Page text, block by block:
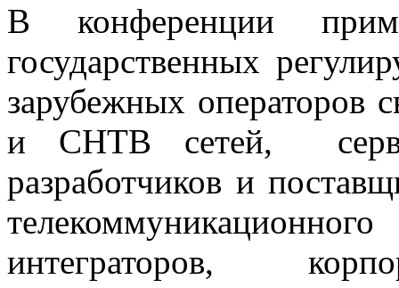
В конференции
государственных
зарубежных операторов
и СНТВ сетей,
разработчиков и
интеграторов,